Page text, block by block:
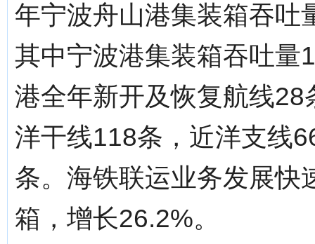
年宁波舟山港集装箱吞吐
其中宁波港集装箱吞吐量
港全年新开及恢复航线
洋干线118条，近洋支线
条。海铁联运业务发展快
箱，增长26.2%。